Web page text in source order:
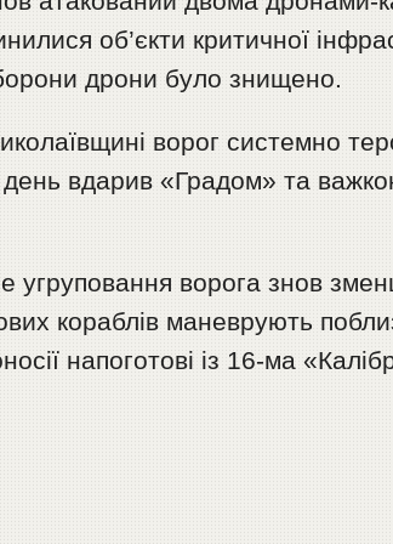
об’єкти критичної
дрони було знищено.
ворог системно
день вдарив «Градом» та
угруповання ворога знов
кораблів маневрують
напоготові із 16-ма